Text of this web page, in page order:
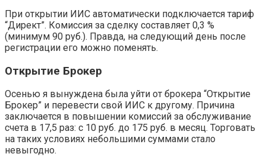
При открытии ИИС автоматически подключается тариф
“Директ”. Комиссия за сделку составляет 0,3 %
(минимум 90 руб.). Правда, на следующий день после
регистрации его можно поменять.
Открытие Брокер
Осенью я вынуждена была уйти от брокера “Открытие
Брокер” и перевести свой ИИС к другому. Причина
заключается в повышении комиссий за обслуживание
счета в 17,5 раз: с 10 руб. до 175 руб. в месяц. Торговать
на таких условиях небольшими суммами стало
невыгодно.